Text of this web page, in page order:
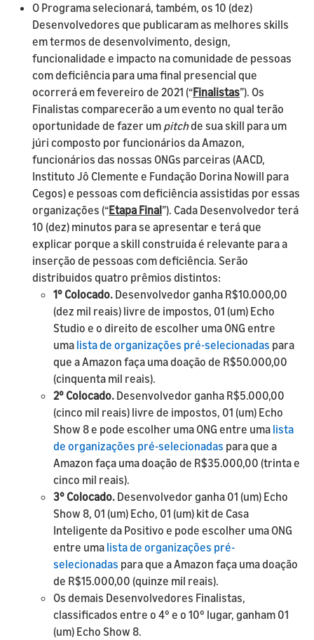
O Programa selecionará, também, os 10 (dez)
Desenvolvedores que publicaram as melhores skills
em termos de desenvolvimento, design,
funcionalidade e impacto na comunidade de pessoas
com deficiência para uma final presencial que
ocorrerá em fevereiro de 2021 (“Finalistas”). Os
Finalistas comparecerão a um evento no qual terão
oportunidade de fazer um pitchde sua skill para um
júri composto por funcionários da Amazon,
funcionários das nossas ONGs parceiras (AACD,
Instituto Jô Clemente e Fundação Dorina Nowill para
Cegos) e pessoas com deficiência assistidas por essas
organizações (“Etapa Final”). Cada Desenvolvedor terá
10 (dez) minutos para se apresentar e terá que
explicar porque a skill construida é relevante para a
inserção de pessoas com deficiência. Serão
distribuidos quatro prêmios distintos:
1º Colocado. Desenvolvedor ganha R$10.000,00
(dez mil reais) livre de impostos, 01 (um) Echo
Studio e o direito de escolher uma ONG entre
uma lista de organizações pré-selecionadas para
que a Amazon faça uma doação de R$50.000,00
(cinquenta mil reais).
2º Colocado. Desenvolvedor ganha R$5.000,00
(cinco mil reais) livre de impostos, 01 (um) Echo
Show 8 e pode escolher uma ONG entre uma lista
de organizações pré-selecionadas para que a
Amazon faça uma doação de R$35.000,00 (trinta e
cinco mil reais).
3º Colocado. Desenvolvedor ganha 01 (um) Echo
Show 8, 01 (um) Echo, 01 (um) kit de Casa
Inteligente da Positivo e pode escolher uma ONG
entre uma lista de organizações pré-
selecionadas para que a Amazon faça uma doação
de R$15.000,00 (quinze mil reais).
Os demais Desenvolvedores Finalistas,
classificados entre o 4º e o 10º lugar, ganham 01
(um) Echo Show 8.